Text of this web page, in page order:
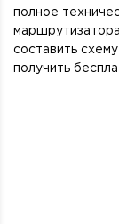
полное
составить
получить